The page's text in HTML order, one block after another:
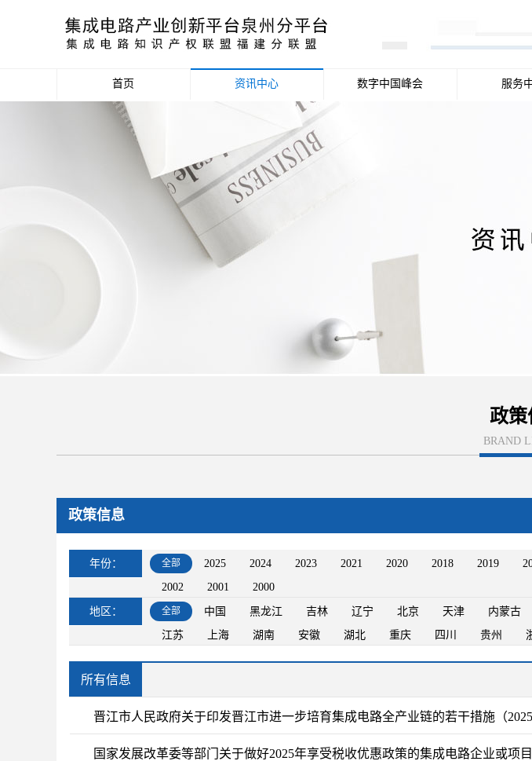
首页 资讯中心
政策信息
活动公告
数据统计分析
数字中国峰会 服务
政策
BRAND
政策信息
年份： 全部 2025 2024 2023 2021 2020 2018 2019
2002
2001 2000
地区： 全部 中国 黑龙江 吉林 辽宁 北京 天津 内蒙古
江苏
上海 湖南 安徽 湖北 重庆 四川 贵州
所有信息
晋江市人民政府关于印发晋江市进一步培育集成电路全产业链的若干措施（
国家发展改革委等部门关于做好2025年享受税收优惠政策的集成电路企业或项